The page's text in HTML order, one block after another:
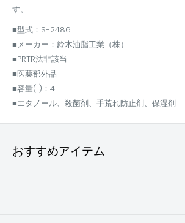
す。
■型式：S-2486
■メーカー：鈴木油脂工業（株）
■PRTR法非該当
■医薬部外品
■容量(L)：4
■エタノール、殺菌剤、手荒れ防止剤、保湿剤
おすすめアイテム